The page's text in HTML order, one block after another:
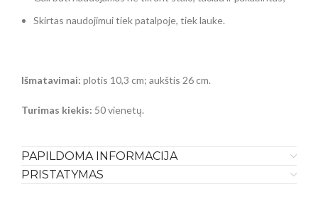
Skirtas naudojimui tiek patalpoje, tiek lauke.
Išmatavimai: plotis 10,3 cm; aukštis 26 cm.
Turimas kiekis: 50 vienetų.
PAPILDOMA INFORMACIJA
PRISTATYMAS